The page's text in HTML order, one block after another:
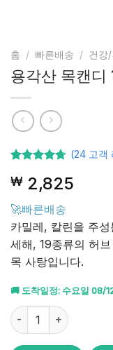
홈 / 빠른배송 / 건강
용각산 목캔디
기준으로
5점 중
4.71 점을
받았습니
다.
(24고객
₩ 2,825
🚀빠른배송
카밀레, 칼린을 주
세해, 19종류의 허
목 사탕입니다.
🚚 도착일정: 수요일 08/
용각산 목캔디 120max